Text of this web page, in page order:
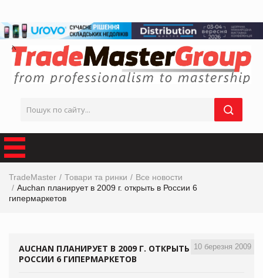
TradeMaster Товари та ринки
Все новости
Auchan планирует в 2009 г. открыть в России 6
гипермаркетов
10 березня 2009
AUCHAN ПЛАНИРУЕТ В 2009 Г. ОТКРЫТЬ В
РОССИИ 6 ГИПЕРМАРКЕТОВ